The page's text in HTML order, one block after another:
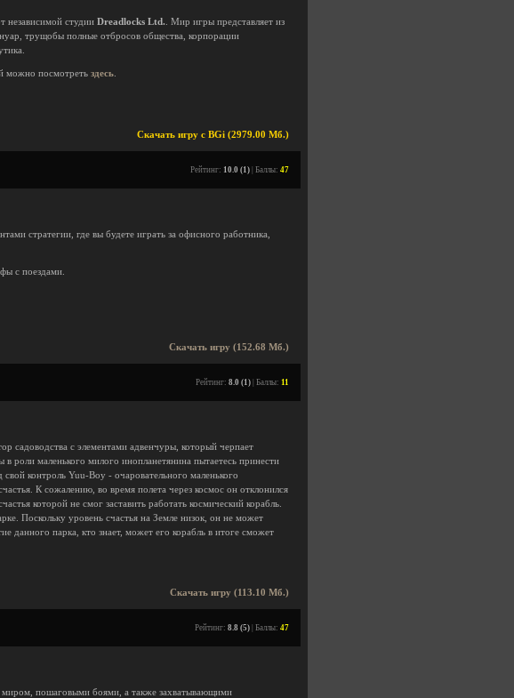
независимой студии Dreadlocks Ltd. . Мир игры представляет из
трущобы полные отбросов общества, корпорации
можно посмотреть здесь
Скачать игру с BGi (2979.00 Мб.)
Рейтинг: 10.0 (1) | Баллы: 47
стратегии, где вы будете играть за офисного работника,
с поездами.
Скачать игру (152.68 Мб.)
Рейтинг: 8.0 (1) | Баллы: 11
садоводства с элементами адвенчуры, который черпает
в роли маленького милого инопланетянина пытаетесь принести
контроль Yuu-Boy - очаровательного маленького
К сожалению, во время полета через космос он отклонился
которой не смог заставить работать космический корабль.
Поскольку уровень счастья на Земле низок, он не может
данного парка, кто знает, может его корабль в итоге сможет
Скачать игру (113.10 Мб.)
Рейтинг: 8.8 (5) | Баллы: 47
пошаговыми боями, а также захватывающими